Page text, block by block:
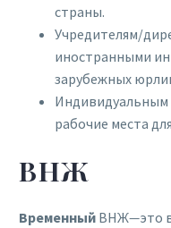
страны.
Учредителям/
иностранными
зарубежных
рабочие места
ВНЖ
Временный ВНЖ—это